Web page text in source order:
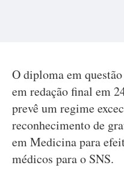
O diploma em
em redação final em
prevê um regime
reconhecimento de
em Medicina para
médicos para o SNS.